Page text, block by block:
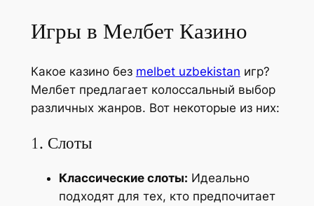
Игры в Мелбет Казино
Какое казино без melbet uzbekistan игр?
Мелбет предлагает колоссальный выбор
различных жанров. Вот некоторые из них:
1. Слоты
Классические слоты: Идеально
подходят для тех, кто предпочитает